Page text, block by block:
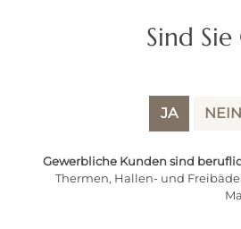
Sind
JA
Gewerbliche Kunden sind
Thermen, Hallen- und